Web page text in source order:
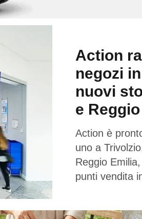
Action
negozi
nuovi
e
Action è
uno a
Reggio
punti vendita